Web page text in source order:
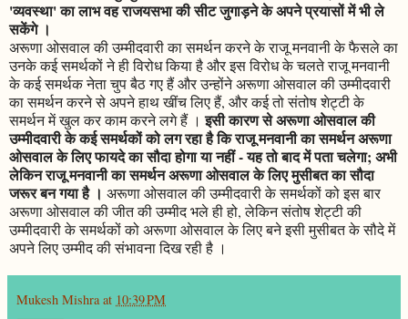
'व्यवस्था' का लाभ वह राजयसभा की सीट जुगाड़ने के अपने प्रयासों में भी ले
सकेंगे ।
अरूणा ओसवाल की उम्मीदवारी का समर्थन करने के राजू मनवानी के फैसले का
उनके कई समर्थकों ने ही विरोध किया है और इस विरोध के चलते राजू मनवानी
के कई समर्थक नेता चुप बैठ गए हैं और उन्होंने अरूणा ओसवाल की उम्मीदवारी
का समर्थन करने से अपने हाथ खींच लिए हैं, और कई तो संतोष शेट्टी के
समर्थन में खुल कर काम करने लगे हैं ।इसी कारण से अरूणा ओसवाल की
उम्मीदवारी के कई समर्थकों को लग रहा है कि राजू मनवानी का समर्थन अरूणा
ओसवाल के लिए फायदे का सौदा होगा या नहीं - यह तो बाद में पता चलेगा; अभी
लेकिन राजू मनवानी का समर्थन अरूणा ओसवाल के लिए मुसीबत का सौदा
जरूर बन गया है । अरूणा ओसवाल की उम्मीदवारी के समर्थकों को इस बार
अरूणा ओसवाल की जीत की उम्मीद भले ही हो, लेकिन संतोष शेट्टी की
उम्मीदवारी के समर्थकों को अरूणा ओसवाल के लिए बने इसी मुसीबत के सौदे में
अपने लिए उम्मीद की संभावना दिख रही है ।
Mukesh Mishra at 10:39 PM